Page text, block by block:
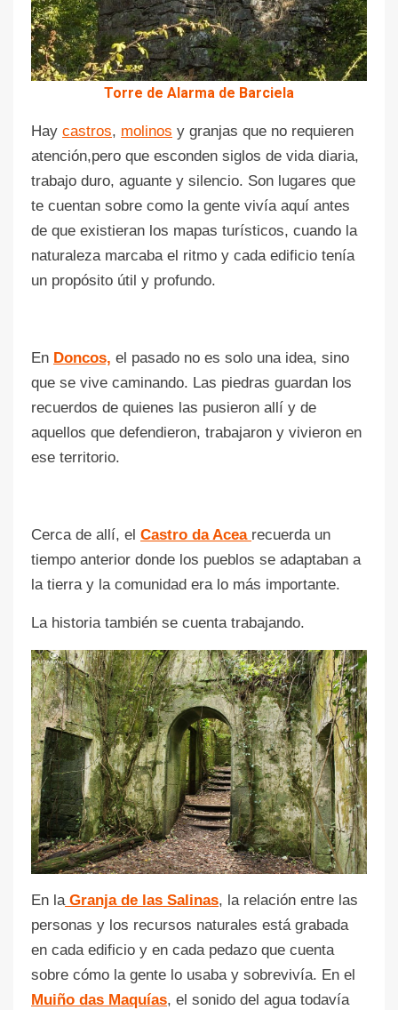
Torre de Alarma de Barciela
Hay castros, molinos y granjas que no requieren
atención,pero que esconden siglos de vida diaria,
trabajo duro, aguante y silencio. Son lugares que
te cuentan sobre como la gente vivía aquí antes
de que existieran los mapas turísticos, cuando la
naturaleza marcaba el ritmo y cada edificio tenía
un propósito útil y profundo.
En Doncos, el pasado no es solo una idea, sino
que se vive caminando. Las piedras guardan los
recuerdos de quienes las pusieron allí y de
aquellos que defendieron, trabajaron y vivieron en
ese territorio.
Cerca de allí, el Castro da Acea recuerda un
tiempo anterior donde los pueblos se adaptaban a
la tierra y la comunidad era lo más importante.
La historia también se cuenta trabajando.
En la Granja de las Salinas, la relación entre las
personas y los recursos naturales está grabada
en cada edificio y en cada pedazo que cuenta
sobre cómo la gente lo usaba y sobrevivía. En el
Muiño das Maquías, el sonido del agua todavía